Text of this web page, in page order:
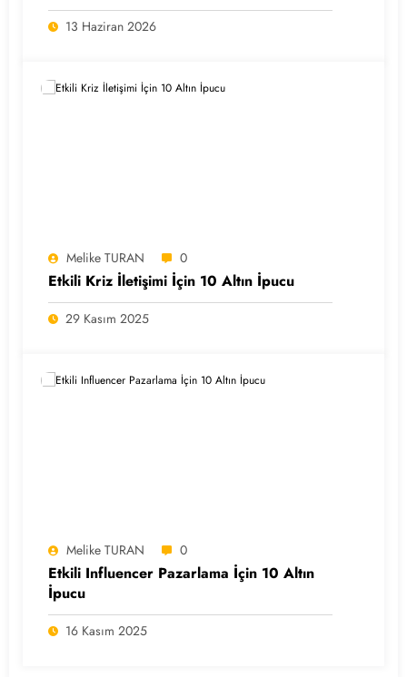
13 Haziran 2026
Melike TURAN 0
Etkili Kriz İletişimi İçin 10 Altın İpucu
29 Kasım 2025
Melike TURAN 0
Etkili Influencer Pazarlama İçin 10 Altın
İpucu
16 Kasım 2025